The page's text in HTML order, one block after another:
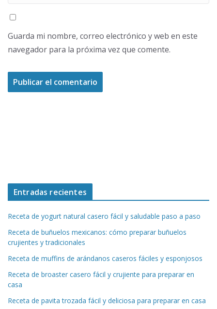
Guarda mi nombre, correo electrónico y web en este
navegador para la próxima vez que comente.
Entradas recientes
Receta de yogurt natural casero fácil y saludable paso a paso
Receta de buñuelos mexicanos: cómo preparar buñuelos
crujientes y tradicionales
Receta de muffins de arándanos caseros fáciles y esponjosos
Receta de broaster casero fácil y crujiente para preparar en
casa
Receta de pavita trozada fácil y deliciosa para preparar en casa